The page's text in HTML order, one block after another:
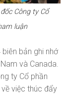
Công ty Cổ
luận
bản ghi nhớ
và Canada.
ty Cổ phần
việc thúc đẩy